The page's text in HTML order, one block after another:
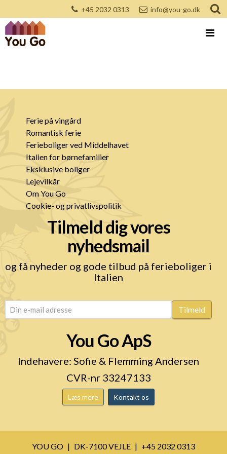
+45 2032 0313 info@you-go.dk
Ferie på vingård
Romantisk ferie
Ferieboliger ved Middelhavet
Italien for børnefamilier
Eksklusive boliger
Lejevilkår
Om You Go
Cookie- og privatlivspolitik
Tilmeld dig vores
nyhedsmail
og få nyheder og gode tilbud på ferieboliger i
Italien
email (Påkrævet) Tilmeld
You Go ApS
Indehavere: Sofie & Flemming Andersen
CVR-nr 33247133
Læs mere Kontakt os
YOU GO DK-7100 VEJLE
+45 2032 0313